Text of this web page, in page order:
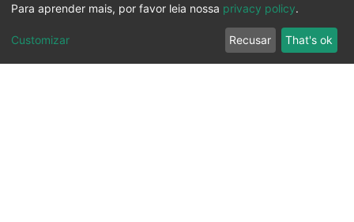
Para aprender mais, por favor leia nossa privacy policy.
Customizar Recusar That's ok